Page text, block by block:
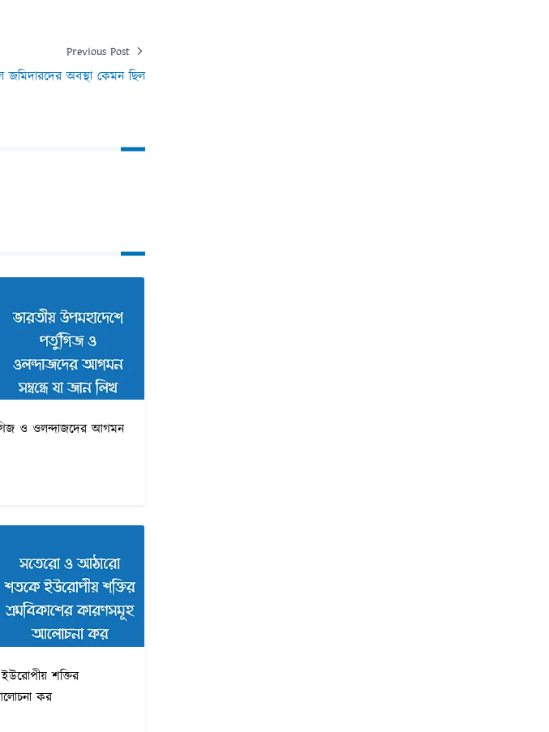
Previous Post
অবস্থা কেমন ছিল
ও ওলন্দাজদের আগমন
শক্তির
কর